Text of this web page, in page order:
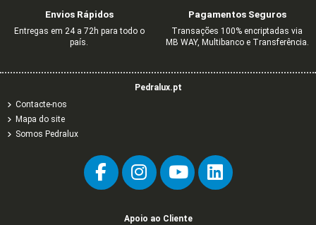
Envios Rápidos
Entregas em 24 a 72h para todo o
país.
Pagamentos Seguros
Transações 100% encriptadas via
MB WAY, Multibanco e Transferência.
Pedralux.pt
Contacte-nos
Mapa do site
Somos Pedralux
Apoio ao Cliente